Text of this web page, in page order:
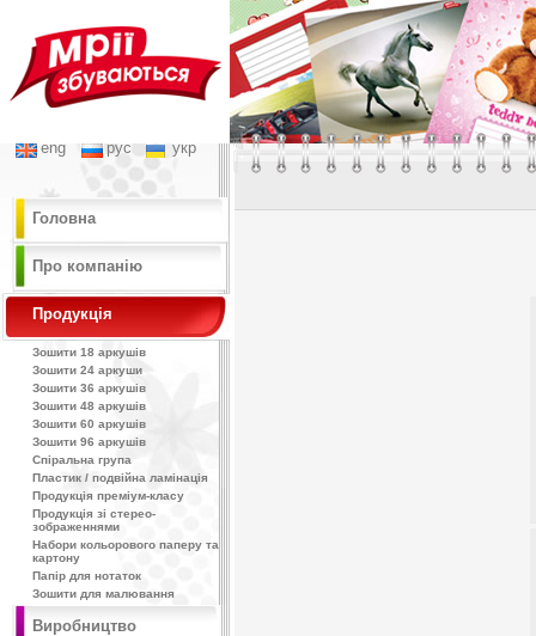
Головна
Про компанію
Продукція
Зошити 18 аркушів
Зошити 24 аркуши
Зошити 36 аркушів
Зошити 48 аркушів
Зошити 60 аркушів
Зошити 96 аркушів
Спіральна група
Пластик / подвійна ламінація
Продукція преміум-класу
Продукція зі стерео-
зображеннями
Набори кольорового паперу та
картону
Папір для нотаток
Зошити для малювання
Виробництво
eng рус укр